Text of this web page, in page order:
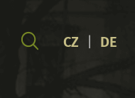
CZ DE